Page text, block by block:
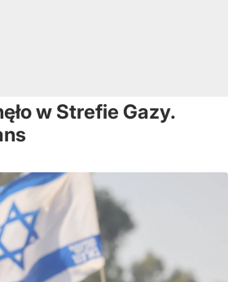
w Strefie Gazy.